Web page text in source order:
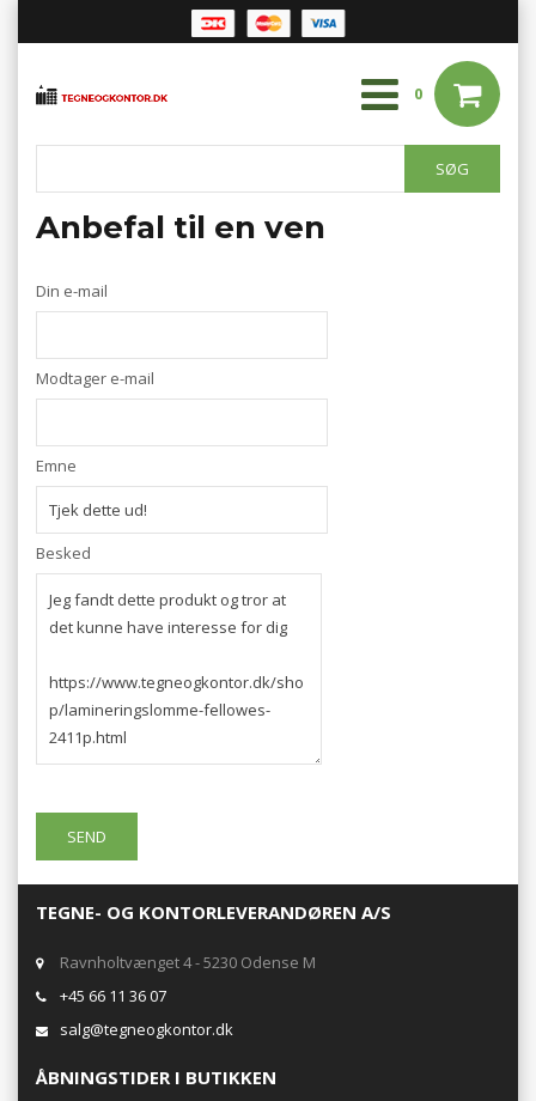
0
Anbefal til en ven
Din e-mail
Modtager e-mail
Emne
Besked
TEGNE- OG KONTORLEVERANDØREN A/S
Ravnholtvænget 4 - 5230 Odense M
+45 66 11 36 07
salg@tegneogkontor.dk
ÅBNINGSTIDER I BUTIKKEN